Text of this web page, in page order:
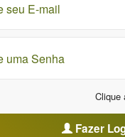
Clique
Fazer